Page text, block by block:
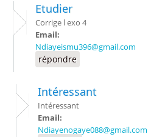
Etudier
Corrige l exo 4
Email:
Ndiayeismu396@gmail.com
répondre
Intéressant
Intéressant
Email:
Ndiayenogaye088@gmail.com